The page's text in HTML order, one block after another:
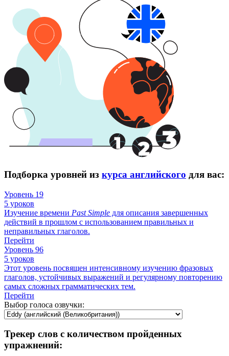
Подборка уровней из курса английского для вас:
Уровень 19
5 уроков
Изучение времени Past Simple для описания завершенных
действий в прошлом с использованием правильных и
неправильных глаголов.
Перейти
Уровень 96
5 уроков
Этот уровень посвящен интенсивному изучению фразовых
глаголов, устойчивых выражений и регулярному повторению
самых сложных грамматических тем.
Перейти
Выбор голоса озвучки:
Трекер слов с количеством пройденных
упражнений: